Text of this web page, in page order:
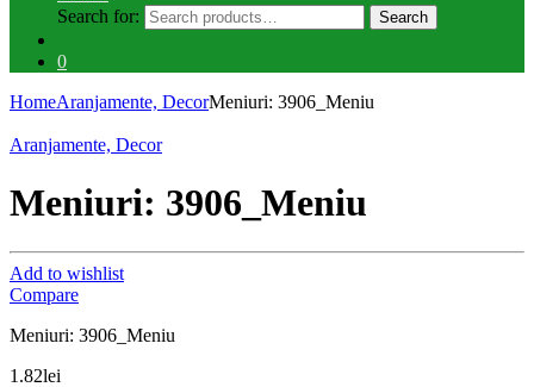
Search for:
Search
0
HomeAranjamente, DecorMeniuri: 3906_Meniu
Aranjamente, Decor
Meniuri: 3906_Meniu
Add to wishlist
Compare
Meniuri: 3906_Meniu
1.82lei